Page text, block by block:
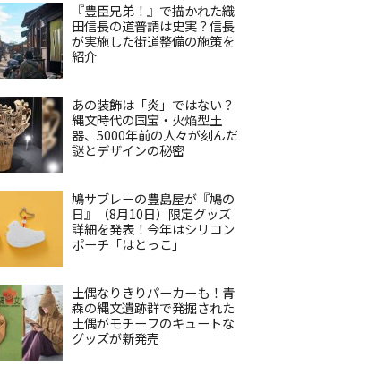
『豊臣兄弟！』で描かれた織
田信長の道普請は史実？信長
が実施した街道整備の施策を
紹介
あの装飾は「炎」ではない？
縄文時代の国宝・火焔型土
器、5000年前の人々が刻んだ
謎とデザインの秘密
鳩サブレーの豊島屋が『鳩の
日』（8月10日）限定グッズ
詳細を発表！今年はシリコン
ポーチ「はとっこ」
土偶なりきりパーカーも！青
森の縄文遺跡群で発掘された
土偶がモチーフのキュートな
グッズが新発売